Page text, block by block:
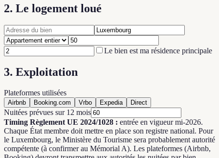
2. Le logement loué
Le bien est ma résidence principale
3. Exploitation
Plateformes utilisées
Airbnb Booking.com Vrbo Expedia Direct
Nuitées prévues sur 12 mois
Timing Règlement UE 2024/1028 : entrée en vigueur mi-2026.
Chaque État membre doit mettre en place son registre national. Pour
le Luxembourg, le Ministère du Tourisme sera probablement autorité
compétente (à confirmer au Mémorial A). Les plateformes (Airbnb,